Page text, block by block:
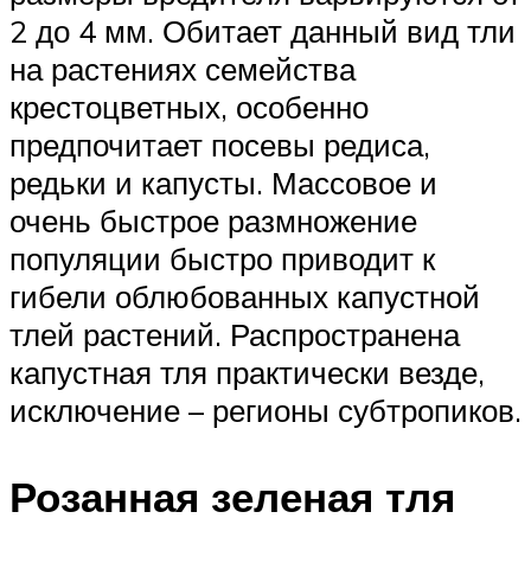
2 до 4 мм. Обитает данный вид тли
на растениях семейства
крестоцветных, особенно
предпочитает посевы редиса,
редьки и капусты. Массовое и
очень быстрое размножение
популяции быстро приводит к
гибели облюбованных капустной
тлей растений. Распространена
капустная тля практически везде,
исключение – регионы субтропиков.
Розанная зеленая тля